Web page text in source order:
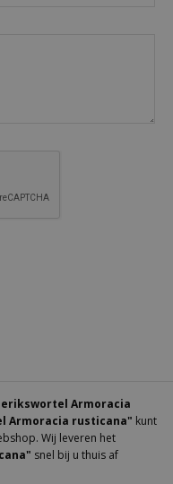
Armoracia
Armoracia rusticana" kunt
Wij leveren het
snel bij u thuis af